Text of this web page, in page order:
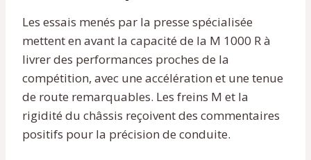
Les essais menés par la presse spécialisée
mettent en avant la capacité de la M 1000 R à
livrer des performances proches de la
compétition, avec une accélération et une tenue
de route remarquables. Les freins M et la
rigidité du châssis reçoivent des commentaires
positifs pour la précision de conduite.